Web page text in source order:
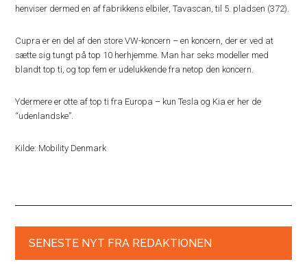
henviser dermed en af fabrikkens elbiler, Tavascan, til 5. pladsen (372).
Cupra er en del af den store VW-koncern – en koncern, der er ved at
sætte sig tungt på top 10 herhjemme. Man har seks modeller med
blandt top ti, og top fem er udelukkende fra netop den koncern.
Ydermere er otte af top ti fra Europa – kun Tesla og Kia er her de
“udenlandske”.
Kilde: Mobility Denmark
SENESTE NYT FRA REDAKTIONEN